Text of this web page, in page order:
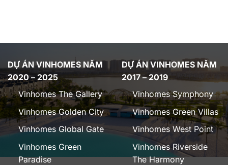
DỰ ÁN VINHOMES NĂM
2020 – 2025
Vinhomes The Gallery
Vinhomes Golden City
Vinhomes Global Gate
Vinhomes Green
Paradise
DỰ ÁN VINHOMES NĂM
2017 – 2019
Vinhomes Symphony
Vinhomes Green Villas
Vinhomes West Point
Vinhomes Riverside
The Harmony